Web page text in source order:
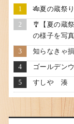
🎋夏の蔵祭
🎐【夏の蔵
の様子を写
知らなきゃ
ゴールデン
すしや 湊